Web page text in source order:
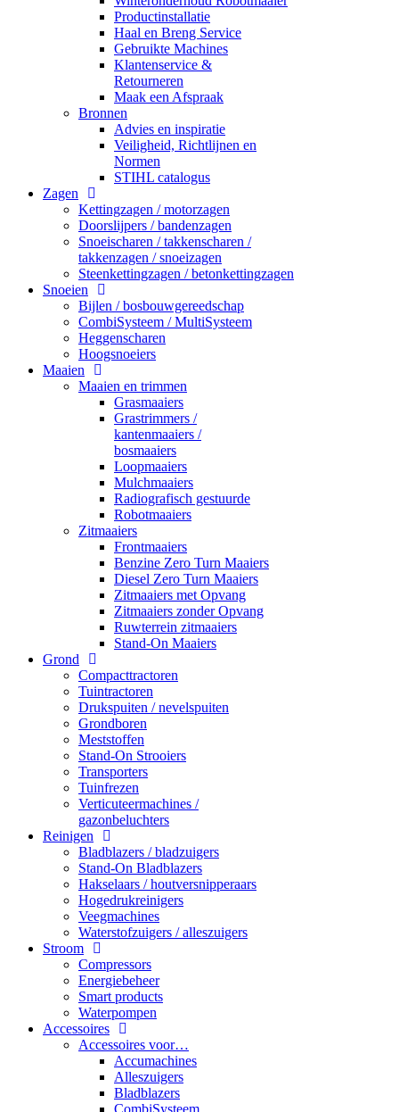
Productinstallatie
Haal en Breng Service
Gebruikte Machines
Klantenservice &
Retourneren
Maak een Afspraak
Bronnen
Advies en inspiratie
Veiligheid, Richtlijnen en
Normen
STIHL catalogus
Zagen
Kettingzagen / motorzagen
Doorslijpers / bandenzagen
Snoeischaren / takkenscharen /
takkenzagen / snoeizagen
Steenkettingzagen / betonkettingzagen
Snoeien
Bijlen / bosbouwgereedschap
CombiSysteem / MultiSysteem
Heggenscharen
Hoogsnoeiers
Maaien
Maaien en trimmen
Grasmaaiers
Grastrimmers /
kantenmaaiers /
bosmaaiers
Loopmaaiers
Mulchmaaiers
Radiografisch gestuurde
Robotmaaiers
Zitmaaiers
Frontmaaiers
Benzine Zero Turn Maaiers
Diesel Zero Turn Maaiers
Zitmaaiers met Opvang
Zitmaaiers zonder Opvang
Ruwterrein zitmaaiers
Stand-On Maaiers
Grond
Compacttractoren
Tuintractoren
Drukspuiten / nevelspuiten
Grondboren
Meststoffen
Stand-On Strooiers
Transporters
Tuinfrezen
Verticuteermachines /
gazonbeluchters
Reinigen
Bladblazers / bladzuigers
Stand-On Bladblazers
Hakselaars / houtversnipperaars
Hogedrukreinigers
Veegmachines
Waterstofzuigers / alleszuigers
Stroom
Compressors
Energiebeheer
Smart products
Waterpompen
Accessoires
Accessoires voor…
Accumachines
Alleszuigers
Bladblazers
CombiSysteem